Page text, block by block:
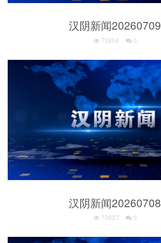
汉阴新闻20260709
73864 0
汉阴新闻20260708
73827 0